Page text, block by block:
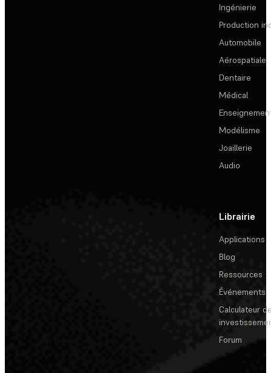
Ingénierie
Production
Automobile
Aérospatiale
Dentaire
Médical
Modélisme
Joaillerie
Audio
Librairie
Applications
Blog
Ressources
Événements
Calculateur
Forum